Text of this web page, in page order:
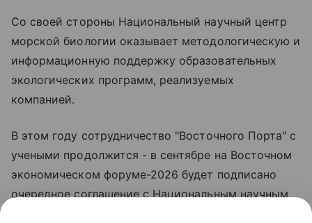
Со своей стороны Национальный научный центр
морской биологии оказывает методологическую и
информационную поддержку образовательных
экологических программ, реализуемых
компанией.
В этом году сотрудничество "Восточного Порта" с
учеными продолжится - в сентябре на Восточном
экономическом форуме-2026 будет подписано
очередное соглашение с Национальным научным